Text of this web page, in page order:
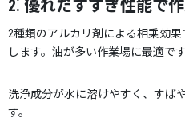
2. 優れたすすぎ性能で
2種類のアルカリ剤による相乗効
します。油が多い作業場に最適です
洗浄成分が水に溶けやすく、すば
す。